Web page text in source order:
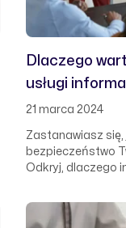
Dlaczego
usługi
21 marca 2024
Zastanawiasz się,
bezpieczeństwo
Odkryj, dlaczego
Dowiedz się, jak
Twoje operacje